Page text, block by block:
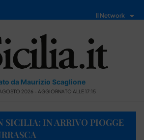
Il Network
da Maurizio Scaglione
2026 - AGGIORNATO ALLE 17:15
SICILIA: IN ARRIVO PIOGGE